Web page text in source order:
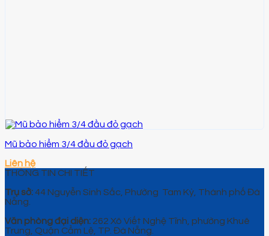
Mũ bảo hiểm 3/4 đầu đỏ gạch
Liên hệ
THÔNG TIN CHI TIẾT
Trụ sở: 44 Nguyễn Sinh Sắc, Phường Tam Kỳ, Thành phố Đà
Nẵng.
Văn phòng đại diện: 262 Xô Viết Nghệ Tĩnh, phường Khuê
Trung, Quận Cẩm Lệ, TP. Đà Nẵng.